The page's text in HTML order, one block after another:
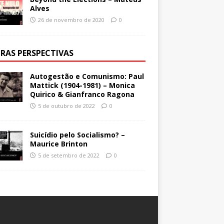
Alves
26 de novembro de 2020 0
PERSPECTIVAS
Autogestão e Comunismo: Paul
Mattick (1904-1981) – Monica
Quirico & Gianfranco Ragona
5 de outubro de 2022 0
Suicídio pelo Socialismo? –
Maurice Brinton
5 de setembro de 2022 0